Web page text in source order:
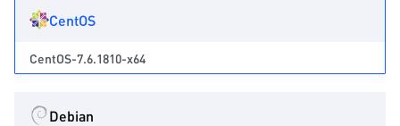
CentOS
CentOS-7.6.1810-x64
Debian